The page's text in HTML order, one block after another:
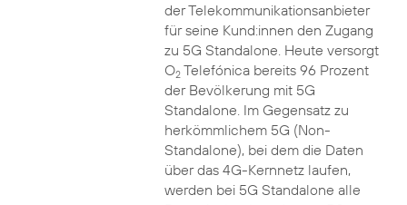
der Telekommunikationsanbieter
für seine Kund:innen den Zugang
zu 5G Standalone. Heute versorgt
O2Telefónica bereits 96 Prozent
der Bevölkerung mit 5G
Standalone. Im Gegensatz zu
herkömmlichem 5G (Non-
Standalone), bei dem die Daten
über das 4G-Kernnetz laufen,
werden bei 5G Standalone alle